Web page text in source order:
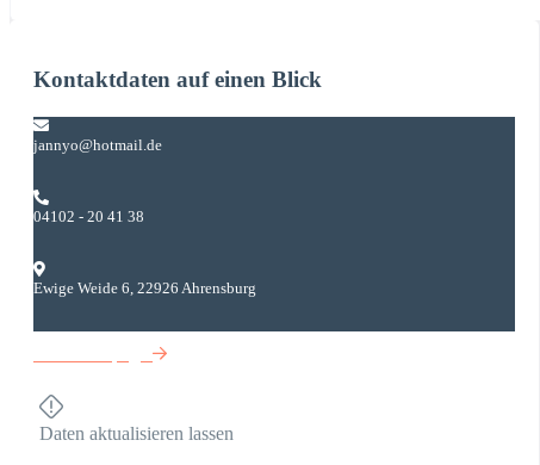
Kontaktdaten auf einen Blick
jannyo@hotmail.de
04102 - 20 41 38
Ewige Weide 6, 22926 Ahrensburg
Daten aktualisieren lassen